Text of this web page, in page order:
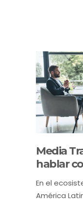
Media
hablar
En el
América